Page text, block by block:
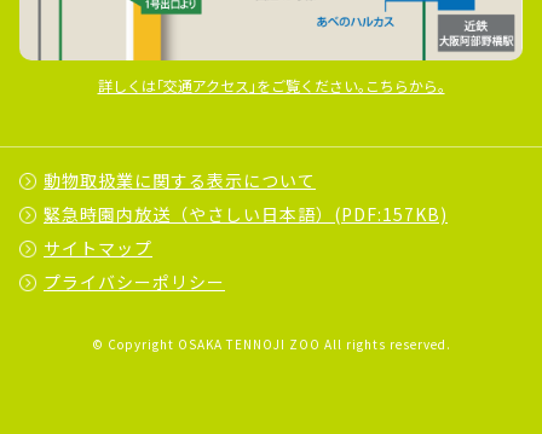
詳しくは｢交通アクセス｣をご覧ください｡こちらから｡
動物取扱業に関する表示について
緊急時園内放送（やさしい日本語）(PDF:157KB)
サイトマップ
プライバシーポリシー
© Copyright OSAKA TENNOJI ZOO All rights reserved.